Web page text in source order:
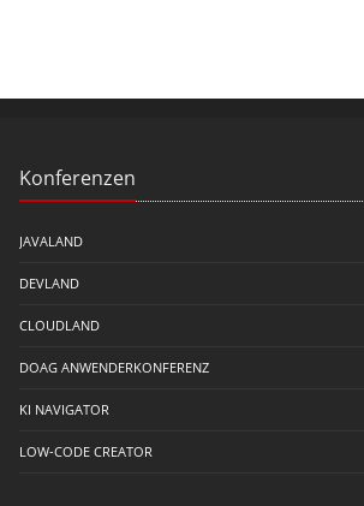
Konferenzen
JAVALAND
DEVLAND
CLOUDLAND
DOAG ANWENDERKONFERENZ
KI NAVIGATOR
LOW-CODE CREATOR